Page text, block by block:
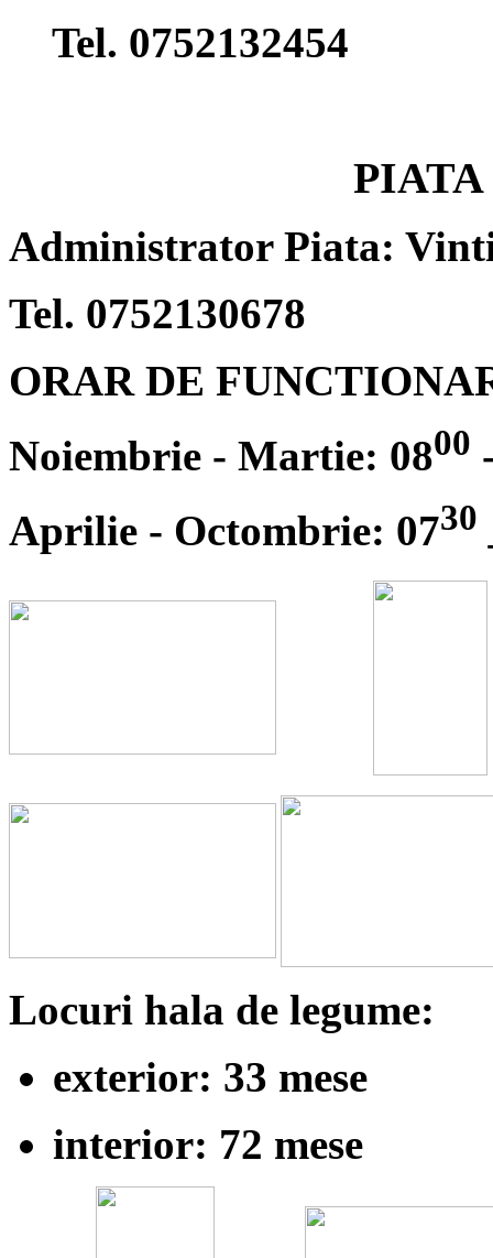
Tel. 0752132454
Administrator Piata:
Tel. 0752130678
ORAR DE
Noiembrie - Martie: 0800
Aprilie - Octombrie: 0730
Locuri hala de legume:
exterior: 33 mese
interior: 72 mese